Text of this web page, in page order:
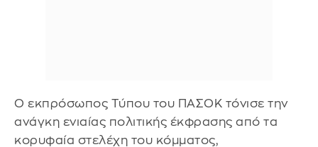
Ο εκπρόσωπος Τύπου του ΠΑΣΟΚ τόνισε την
ανάγκη ενιαίας πολιτικής έκφρασης από τα
κορυφαία στελέχη του κόμματος,